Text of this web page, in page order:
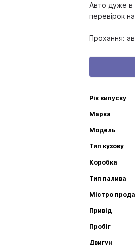
Авто дуже в
перевірок
Прохання:
Рік випуску
Марка
Модель
Тип кузову
Коробка
Тип палива
Містро
Привід
Пробіг
Двигун